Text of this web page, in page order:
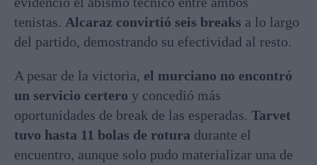
tenistas. Alcaraz convirtió seis breaks a lo largo
del partido, demostrando su efectividad al resto.
A pesar de la victoria, el murciano no encontró
un servicio certero y concedió más
oportunidades de break de las esperadas. Tarvet
tuvo hasta 11 bolas de rotura durante el
encuentro, aunque solo pudo materializar una de